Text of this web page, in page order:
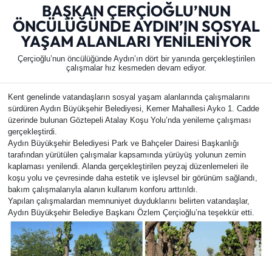
BAŞKAN ÇERÇİOĞLU’NUN
ÖNCÜLÜĞÜNDE AYDIN’IN SOSYAL
YAŞAM ALANLARI YENİLENİYOR
Çerçioğlu’nun öncülüğünde Aydın’ın dört bir yanında gerçekleştirilen
çalışmalar hız kesmeden devam ediyor.
Kent genelinde vatandaşların sosyal yaşam alanlarında çalışmalarını
sürdüren Aydın Büyükşehir Belediyesi, Kemer Mahallesi Ayko 1. Cadde
üzerinde bulunan Göztepeli Atalay Koşu Yolu’nda yenileme çalışması
gerçekleştirdi.
Aydın Büyükşehir Belediyesi Park ve Bahçeler Dairesi Başkanlığı
tarafından yürütülen çalışmalar kapsamında yürüyüş yolunun zemin
kaplaması yenilendi. Alanda gerçekleştirilen peyzaj düzenlemeleri ile
koşu yolu ve çevresinde daha estetik ve işlevsel bir görünüm sağlandı,
bakım çalışmalarıyla alanın kullanım konforu arttırıldı.
Yapılan çalışmalardan memnuniyet duyduklarını belirten vatandaşlar,
Aydın Büyükşehir Belediye Başkanı Özlem Çerçioğlu’na teşekkür etti.
DÜNYA
EĞİTİM
GÜNCEL
GÜNDEM
MAGAZİN
SAĞLIK
SİYASET
Aydın Trafik Yoğunluk Haritası
Süper Lig Puan Durumu ve Fikstür
Son Dakika Haberleri
Haber Arşivi